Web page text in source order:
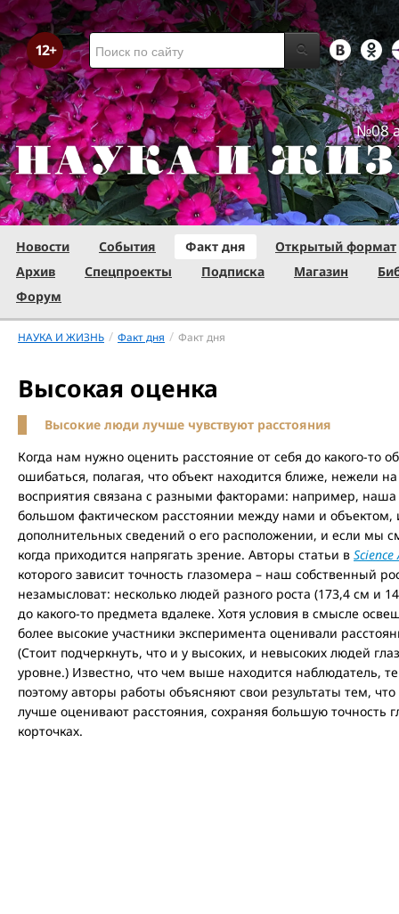
№08
Новости События Факт дня
Открытый формат
Архив
Спецпроекты Подписка Магазин
Форум
НАУКА И ЖИЗНЬ / Факт дня / Факт дня
Высокая оценка
Высокие люди лучше чувствуют расстояния
Когда нам нужно оценить расстояние от себя до какого-то
ошибаться, полагая, что объект находится ближе, нежели
восприятия связана с разными факторами: например,
большом фактическом расстоянии между нами и объектом,
дополнительных сведений о его расположении, и если мы
когда приходится напрягать зрение. Авторы статьи в Science
которого зависит точность глазомера – наш собственный
незамысловат: несколько людей разного роста (173,4 см и
до какого-то предмета вдалеке. Хотя условия в смысле
более высокие участники эксперимента оценивали
(Стоит подчеркнуть, что и у высоких, и невысоких людей
уровне.) Известно, что чем выше находится наблюдатель,
поэтому авторы работы объясняют свои результаты тем,
лучше оценивают расстояния, сохраняя большую точность
корточках.